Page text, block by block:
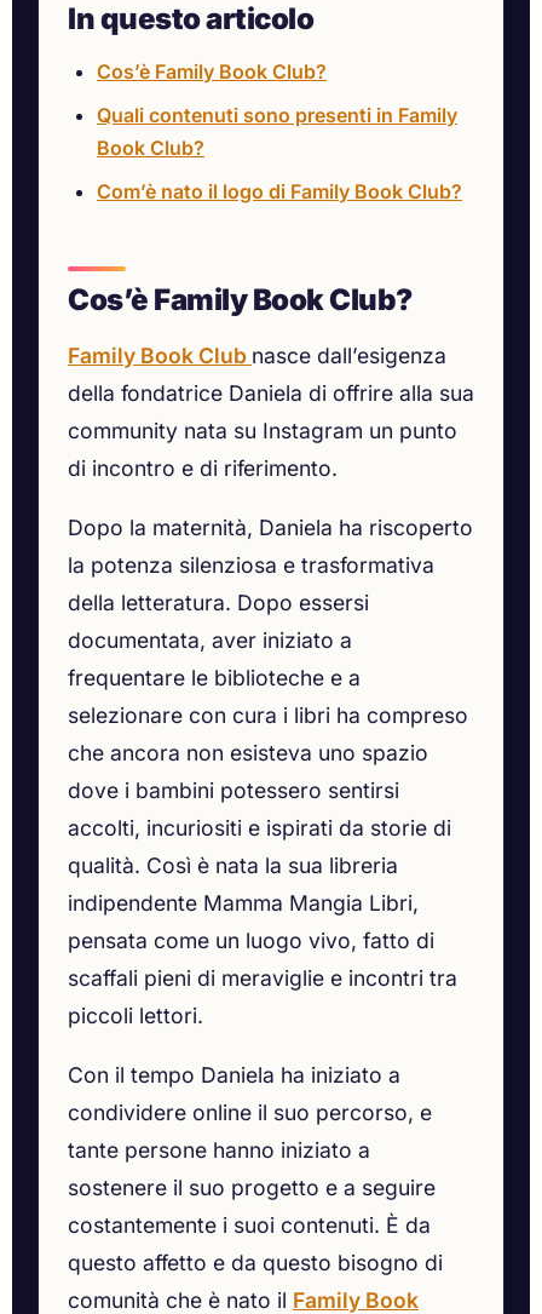
In questo articolo
Cos’è Family Book Club?
Quali contenuti sono presenti in Family
Book Club?
Com’è nato il logo di Family Book Club?
Cos’è Family Book Club?
Family Book Club nasce dall’esigenza
della fondatrice Daniela di offrire alla sua
community nata su Instagram un punto
di incontro e di riferimento.
Dopo la maternità, Daniela ha riscoperto
la potenza silenziosa e trasformativa
della letteratura. Dopo essersi
documentata, aver iniziato a
frequentare le biblioteche e a
selezionare con cura i libri ha compreso
che ancora non esisteva uno spazio
dove i bambini potessero sentirsi
accolti, incuriositi e ispirati da storie di
qualità. Così è nata la sua libreria
indipendente Mamma Mangia Libri,
pensata come un luogo vivo, fatto di
scaffali pieni di meraviglie e incontri tra
piccoli lettori.
Con il tempo Daniela ha iniziato a
condividere online il suo percorso, e
tante persone hanno iniziato a
sostenere il suo progetto e a seguire
costantemente i suoi contenuti. È da
questo affetto e da questo bisogno di
comunità che è nato il Family Book